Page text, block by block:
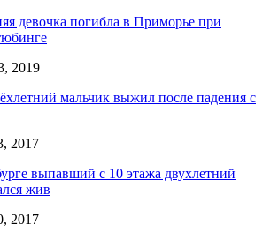
девочка погибла в Приморье при
2019
мальчик выжил после падения с
2017
выпавший с 10 этажа двухлетний
жив
2017